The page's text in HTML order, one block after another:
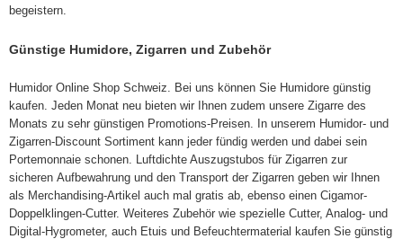
begeistern.
Günstige Humidore, Zigarren und Zubehör
Humidor Online Shop Schweiz. Bei uns können Sie Humidore günstig
kaufen. Jeden Monat neu bieten wir Ihnen zudem unsere Zigarre des
Monats zu sehr günstigen Promotions-Preisen. In unserem Humidor- und
Zigarren-Discount Sortiment kann jeder fündig werden und dabei sein
Portemonnaie schonen. Luftdichte Auszugstubos für Zigarren zur
sicheren Aufbewahrung und den Transport der Zigarren geben wir Ihnen
als Merchandising-Artikel auch mal gratis ab, ebenso einen Cigamor-
Doppelklingen-Cutter. Weiteres Zubehör wie spezielle Cutter, Analog- und
Digital-Hygrometer, auch Etuis und Befeuchtermaterial kaufen Sie günstig